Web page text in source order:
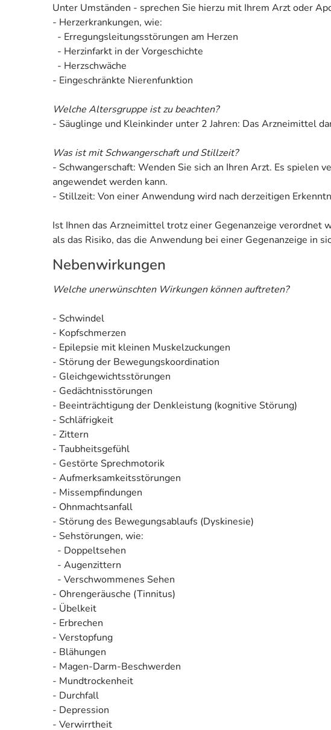
Unter Umständen - sprechen Sie hierzu mit Ihrem Arzt oder
- Herzerkrankungen, wie:
- Erregungsleitungsstörungen am Herzen
- Herzinfarkt in der Vorgeschichte
- Herzschwäche
- Eingeschränkte Nierenfunktion
Welche Altersgruppe ist zu beachten?
- Säuglinge und Kleinkinder unter 2 Jahren: Das Arzneimittel
Was ist mit Schwangerschaft und Stillzeit?
- Schwangerschaft: Wenden Sie sich an Ihren Arzt. Es spielen
angewendet werden kann.
- Stillzeit: Von einer Anwendung wird nach derzeitigen
Ist Ihnen das Arzneimittel trotz einer Gegenanzeige verordnet
als das Risiko, das die Anwendung bei einer Gegenanzeige in
Nebenwirkungen
Welche unerwünschten Wirkungen können auftreten?
- Schwindel
- Kopfschmerzen
- Epilepsie mit kleinen Muskelzuckungen
- Störung der Bewegungskoordination
- Gleichgewichtsstörungen
- Gedächtnisstörungen
- Beeinträchtigung der Denkleistung (kognitive Störung)
- Schläfrigkeit
- Zittern
- Taubheitsgefühl
- Gestörte Sprechmotorik
- Aufmerksamkeitsstörungen
- Missempfindungen
- Ohnmachtsanfall
- Störung des Bewegungsablaufs (Dyskinesie)
- Sehstörungen, wie:
- Doppeltsehen
- Augenzittern
- Verschwommenes Sehen
- Ohrengeräusche (Tinnitus)
- Übelkeit
- Erbrechen
- Verstopfung
- Blähungen
- Magen-Darm-Beschwerden
- Mundtrockenheit
- Durchfall
- Depression
- Verwirrtheit